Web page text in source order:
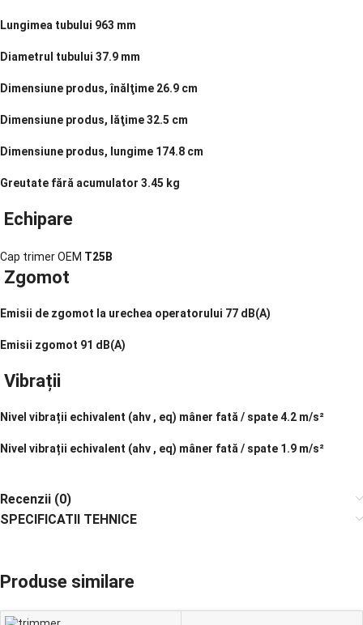
Lungimea tubului 963 mm
Diametrul tubului 37.9 mm
Dimensiune produs, înălţime 26.9 cm
Dimensiune produs, lăţime32.5 cm
Dimensiune produs, lungime 174.8 cm
Greutate fără acumulator 3.45 kg
Echipare
Cap trimer OEM T25B
Zgomot
Emisii de zgomot la urechea operatorului 77 dB(A)
Emisii zgomot 91 dB(A)
Vibrații
Nivel vibrații echivalent (ahv , eq) mâner fată / spate4.2 m/s²
Nivel vibrații echivalent (ahv , eq) mâner fată / spate 1.9 m/s²
Recenzii (0)
SPECIFICATII TEHNICE
Produse similare